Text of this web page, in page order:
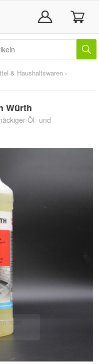
& Haushaltswaren ›
Würth
Öl- und
zum